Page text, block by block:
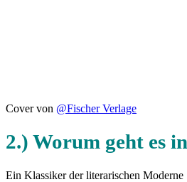
Cover von @Fischer Verlage
2.) Worum geht es
Ein Klassiker der literarischen Moderne